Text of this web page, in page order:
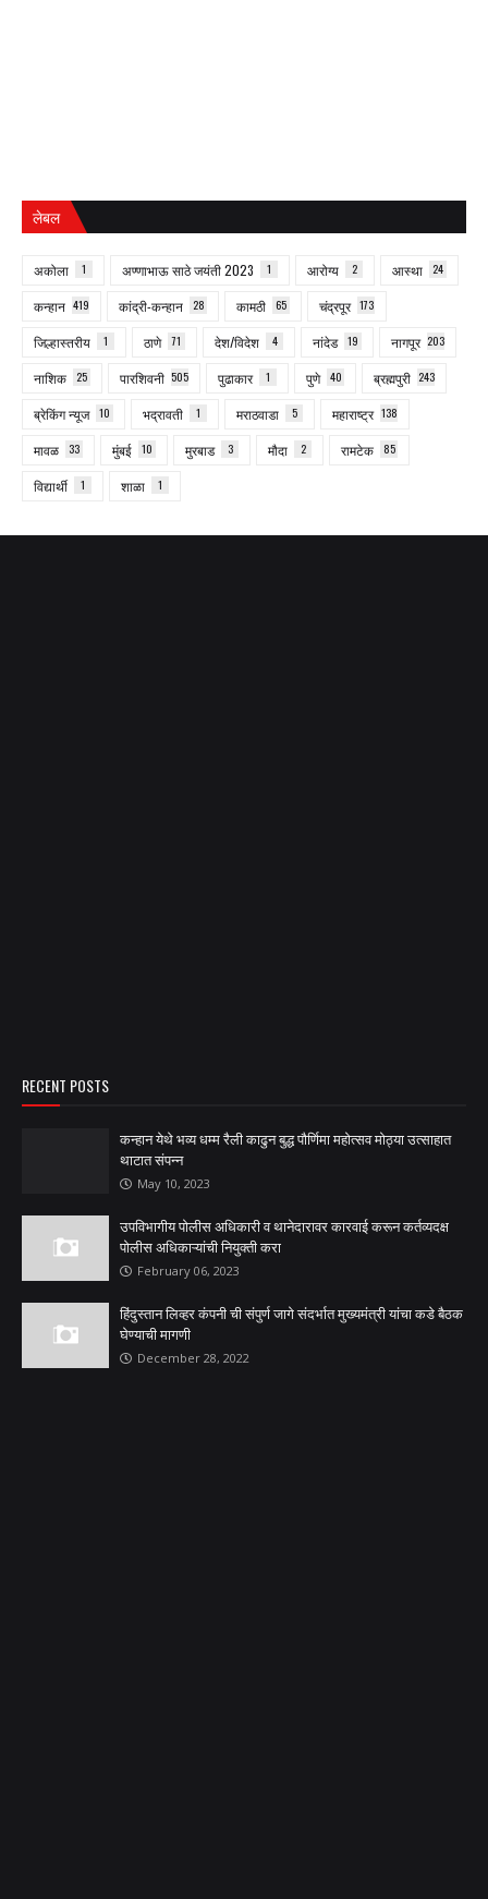
लेबल
अकोला 1 अण्णाभाऊ साठे जयंती 2023 1 आरोग्य 2 आस्था 24
कन्हान 419 कांद्री-कन्हान 28 कामठी 65 चंद्रपूर 173
जिल्हास्तरीय 1 ठाणे 71 देश/विदेश 4 नांदेड 19 नागपूर 203
नाशिक 25 पारशिवनी 505 पुढाकार 1 पुणे 40 ब्रह्मपुरी 243
ब्रेकिंग न्यूज 10 भद्रावती 1 मराठवाडा 5 महाराष्ट्र 138
मावळ 33 मुंबई 10 मुरबाड 3 मौदा 2 रामटेक 85
विद्यार्थी 1 शाळा 1
RECENT POSTS
कन्हान येथे भव्य धम्म रैली काढुन बुद्ध पौर्णिमा महोत्सव मोठ्या उत्साहात
थाटात संपन्न
May 10, 2023
उपविभागीय पोलीस अधिकारी व थानेदारावर कारवाई करून कर्तव्यदक्ष
पोलीस अधिकाऱ्यांची नियुक्ती करा
February 06, 2023
हिंदुस्तान लिव्हर कंपनी ची संपुर्ण जागे संदर्भात मुख्यमंत्री यांचा कडे बैठक
घेण्याची मागणी
December 28, 2022